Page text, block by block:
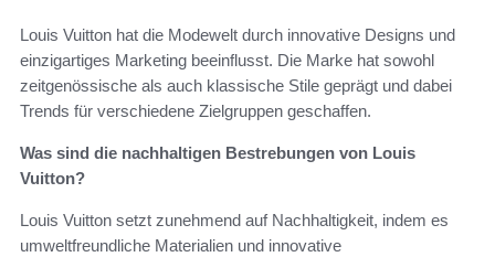
Louis Vuitton hat die Modewelt durch innovative Designs und
einzigartiges Marketing beeinflusst. Die Marke hat sowohl
zeitgenössische als auch klassische Stile geprägt und dabei
Trends für verschiedene Zielgruppen geschaffen.
Was sind die nachhaltigen Bestrebungen von Louis
Vuitton?
Louis Vuitton setzt zunehmend auf Nachhaltigkeit, indem es
umweltfreundliche Materialien und innovative